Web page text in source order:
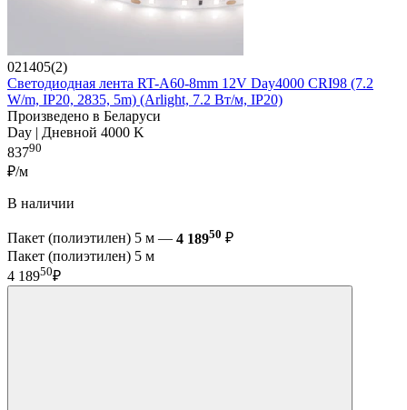
021405(2)
Светодиодная лента RT-A60-8mm 12V Day4000 CRI98 (7.2
W/m, IP20, 2835, 5m) (Arlight, 7.2 Вт/м, IP20)
Произведено в Беларуси
Day | Дневной 4000 K
83790
₽/м
В наличии
Пакет (полиэтилен) 5 м — 4 18950 ₽
Пакет (полиэтилен) 5 м
4 18950₽